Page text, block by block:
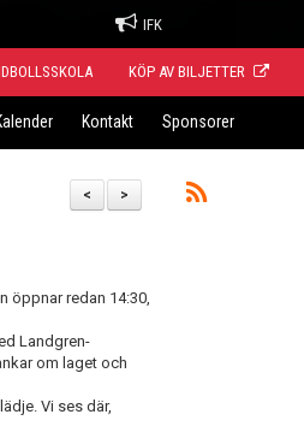
IFK
KÖP AV BILJETTER
Kontakt Sponsorer
>
<
öppnar redan 14:30,
Landgren-
om laget och
Vi ses där,